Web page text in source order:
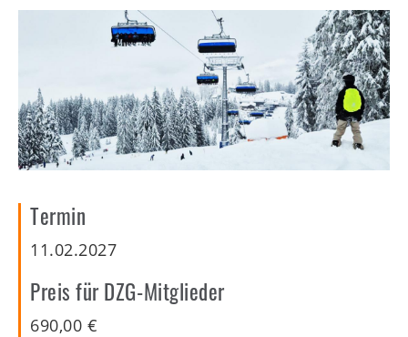
Mitgliederbereich
Termin
11.02.2027
Preis für DZG-Mitglieder
690,00 €